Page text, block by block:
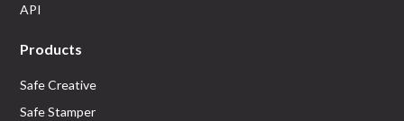
API
Products
Safe Creative
Safe Stamper